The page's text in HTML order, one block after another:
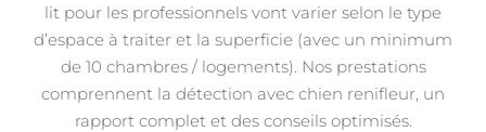
lit pour les professionnels vont varier selon le type
d’espace à traiter et la superficie (avec un minimum
de 10 chambres / logements). Nos prestations
comprennent la détection avec chien renifleur, un
rapport complet et des conseils optimisés.